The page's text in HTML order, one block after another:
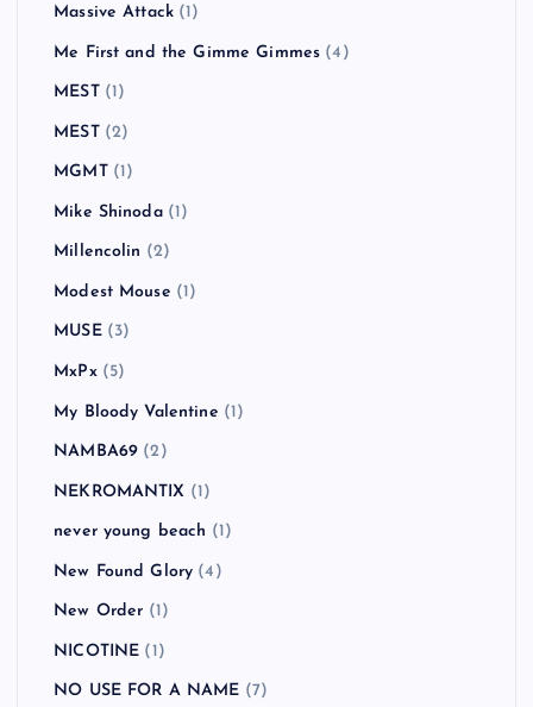
Massive Attack (1)
Me First and the Gimme Gimmes (4)
MEST(1)
MEST(2)
MGMT(1)
Mike Shinoda(1)
Millencolin (2)
Modest Mouse (1)
MUSE(3)
MxPx(5)
My Bloody Valentine (1)
NAMBA69 (2)
NEKROMANTIX (1)
never young beach (1)
New Found Glory (4)
New Order (1)
NICOTINE (1)
NO USE FOR A NAME (7)